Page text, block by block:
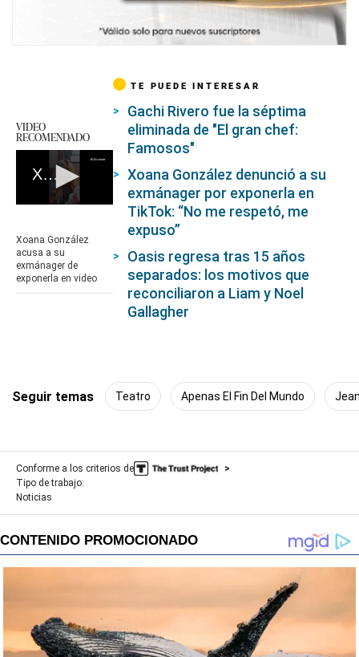
VIDEO
RECOMENDADO
Xoana González acusa a su exmánager de exponerla en video
of
1
minute,
1
second
Xoana González
acusa a su
exmánager de
exponerla en video
TE PUEDE INTERESAR
Gachi Rivero fue la séptima
eliminada de "El gran chef:
Famosos"
Xoana González denunció a su
exmánager por exponerla en
TikTok: “No me respetó, me
expuso”
Oasis regresa tras 15 años
separados: los motivos que
reconciliaron a Liam y Noel
Gallagher
Seguir temas Teatro Apenas El Fin Del Mundo
Conforme a los criterios de
Tipo de trabajo:
Noticias